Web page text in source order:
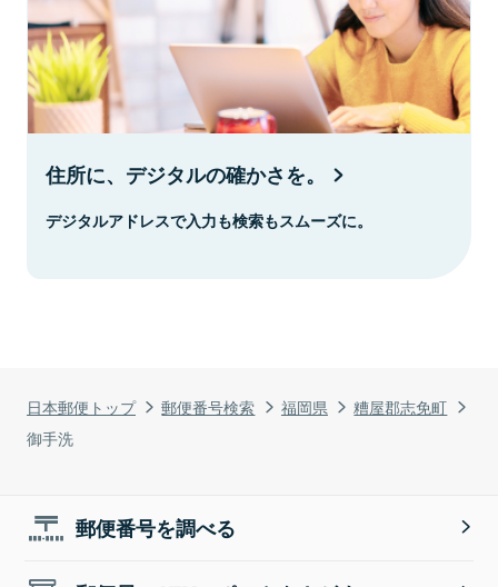
日本郵便トップ 郵便番号検索 福岡県
糟屋郡志免町
御手洗
住所に、デジタルの確かさを。
デジタルアドレスで入力も検索もスムーズに。
郵便番号を調べる